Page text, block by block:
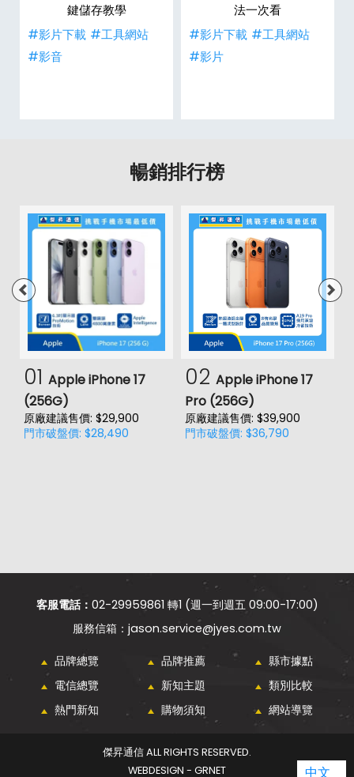
鍵儲存教學
#影片下載 #工具網站
#影音
法一次看
#影片下載 #工具網站
#影片
暢銷排行榜
01 Apple iPhone 17
(256G)
原廠建議售價: $29,900
門市破盤價: $28,490
02 Apple iPhone 17
Pro (256G)
原廠建議售價: $39,900
門市破盤價: $36,790
客服電話： 02-29959861 轉1 (週一到週五 09:00-17:00)
jason.service@jyes.com.tw
品牌總覽 品牌推薦
縣市據點
電信總覽
新知主題
類別比較
熱門新知
購物須知 網站導覽
傑昇通信 ALL RIGHTS RESERVED.
WEBDESIGN - GRNET
中文